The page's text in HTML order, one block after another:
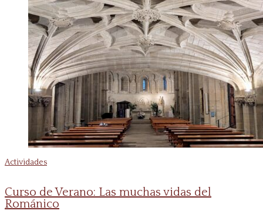
Actividades
Curso de Verano: Las muchas vidas del
Románico